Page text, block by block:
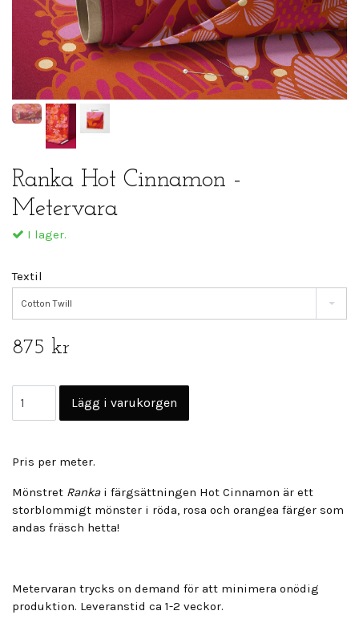
Ranka Hot Cinnamon -
Metervara
I lager.
Textil
Cotton Twill
875 kr
Pris per meter.
Mönstret Rankai färgsättningen Hot Cinnamon är ett
storblommigt mönster i röda, rosa och orangea färger som
andas fräsch hetta!
Metervaran trycks on demand för att minimera onödig
produktion. Leveranstid ca 1-2 veckor.